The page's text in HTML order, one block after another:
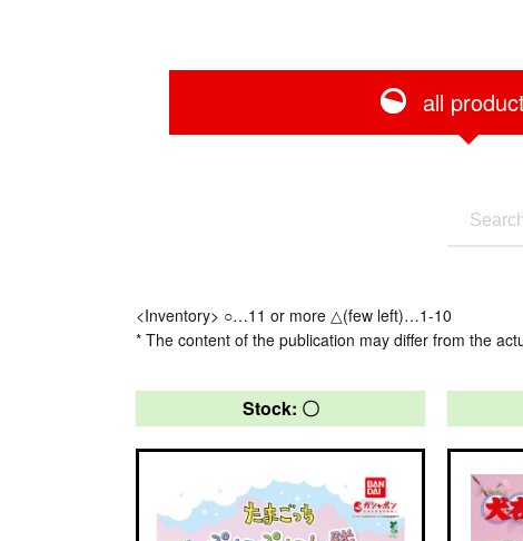
all
<Inventory> ○…11 or more △(few left)…1-10
* The content of the publication may differ from the
Stock: 〇